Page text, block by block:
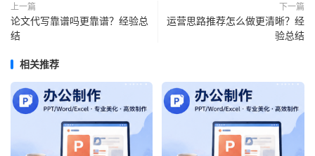
上一篇
论文代写靠谱吗更靠谱？经验总
结
下一篇
运营思路推荐怎么做更清晰？经
验总结
相关推荐